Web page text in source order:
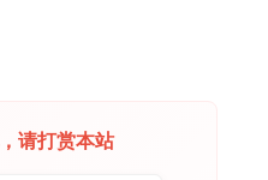
请打赏本站